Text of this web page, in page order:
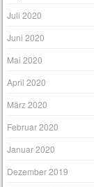
Juli 2020
Juni 2020
Mai 2020
April 2020
März 2020
Februar 2020
Januar 2020
Dezember 2019